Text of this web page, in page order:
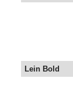
Lein Bold